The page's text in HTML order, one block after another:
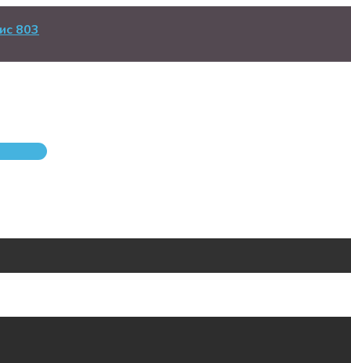
803